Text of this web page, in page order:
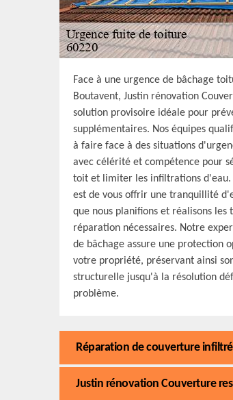
Face à une urgence de bâchage
Boutavent, Justin rénovation
solution provisoire idéale pour
supplémentaires. Nos équipes
à faire face à des situations
avec célérité et compétence pour
toit et limiter les infiltrations
est de vous offrir une tranquillité
que nous planifions et réalisons les
réparation nécessaires. Notre
de bâchage assure une protection
votre propriété, préservant ainsi
structurelle jusqu'à la résolution
problème.
Réparation de couverture
Justin rénovation Couverture